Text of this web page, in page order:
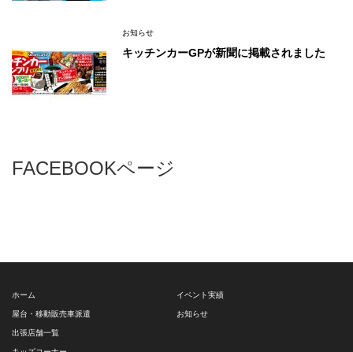
お知らせ
キッチンカーGPが新聞に掲載されました
FACEBOOKページ
ホーム
屋台・移動販売車派遣
出張店舗一覧
イベント実績
お知らせ